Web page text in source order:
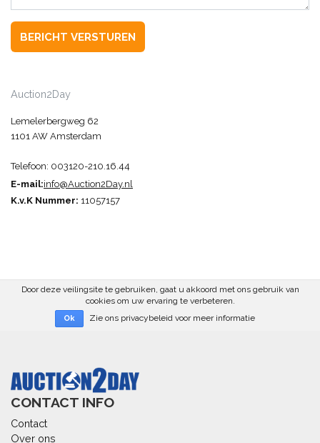
BERICHT VERSTUREN
Auction2Day
Lemelerbergweg 62
1101 AW Amsterdam
Telefoon: 003120-210.16.44
E-mail:info@Auction2Day.nl
K.v.K Nummer: 11057157
Door deze veilingsite te gebruiken, gaat u akkoord met ons gebruik van
cookies om uw ervaring te verbeteren.
Ok Zie ons privacybeleid voor meer informatie
CONTACT INFO
Contact
Over ons